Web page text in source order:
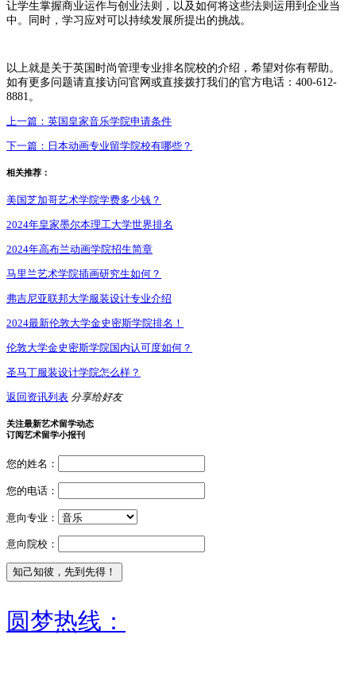
让学生掌握商业运作与创业法则，以及如何将这些法则运用到企业当
中。同时，学习应对可以持续发展所提出的挑战。
以上就是关于英国时尚管理专业排名院校的介绍，希望对你有帮助。
如有更多问题请直接访问官网或直接拨打我们的官方电话：400-612-
8881。
上一篇： 英国皇家音乐学院申请条件
下一篇： 日本动画专业留学院校有哪些？
相关推荐：
美国芝加哥艺术学院学费多少钱？
2024年皇家墨尔本理工大学世界排名
2024年高布兰动画学院招生简章
马里兰艺术学院插画研究生如何？
弗吉尼亚联邦大学服装设计专业介绍
2024最新伦敦大学金史密斯学院排名！
伦敦大学金史密斯学院国内认可度如何？
圣马丁服装设计学院怎么样？
返回资讯列表 分享给好友
关注最新艺术留学动态
订阅艺术留学小报刊
您的姓名：
您的电话：
意向专业：
意向院校：
圆梦热线：